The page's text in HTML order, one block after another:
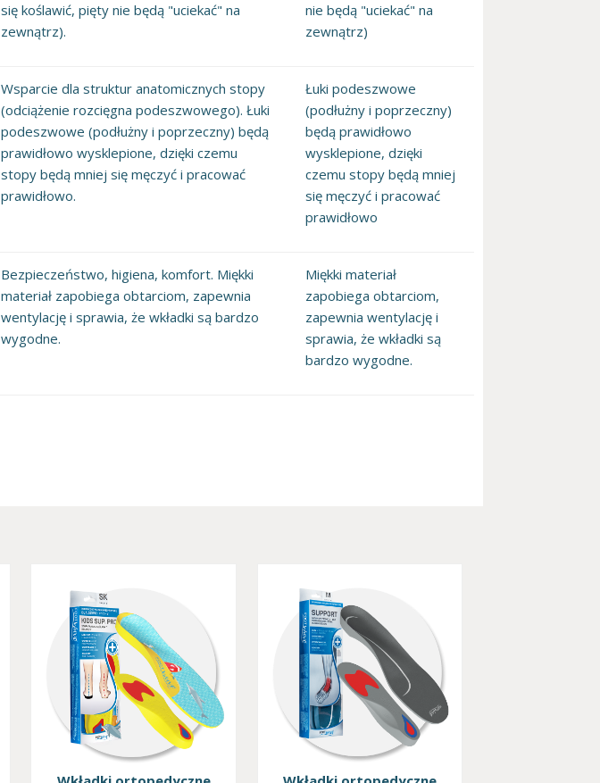
się koślawić, pięty nie będą "uciekać" na
zewnątrz).
nie będą "uciekać" na
zewnątrz)
Wsparcie dla struktur anatomicznych stopy
(odciążenie rozcięgna podeszwowego). Łuki
podeszwowe (podłużny i poprzeczny) będą
prawidłowo wysklepione, dzięki czemu
stopy będą mniej się męczyć i pracować
prawidłowo.
Łuki podeszwowe
(podłużny i poprzeczny)
będą prawidłowo
wysklepione, dzięki
czemu stopy będą mniej
się męczyć i pracować
prawidłowo
Bezpieczeństwo, higiena, komfort. Miękki
materiał zapobiega obtarciom, zapewnia
wentylację i sprawia, że wkładki są bardzo
wygodne.
Miękki materiał
zapobiega obtarciom,
zapewnia wentylację i
sprawia, że wkładki są
bardzo wygodne.